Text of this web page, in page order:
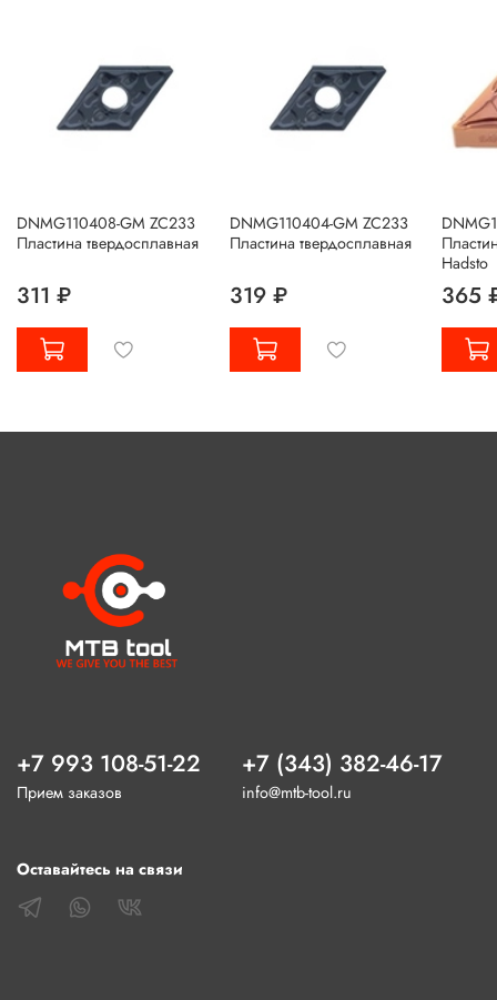
DNMG110408-GM ZC233
Пластина твердосплавная
311 ₽
DNMG110404-GM ZC233
Пластина твердосплавная
319 ₽
Hadsto
365
+7 993 108-51-22
Прием заказов
+7 (343) 382-46-17
info@mtb-tool.ru
Оставайтесь на связи